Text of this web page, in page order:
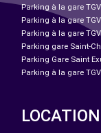
Parking à la gare
Parking à la gare
Parking à la gare
Parking gare Saint-
Parking Gare Saint
Parking à la gare